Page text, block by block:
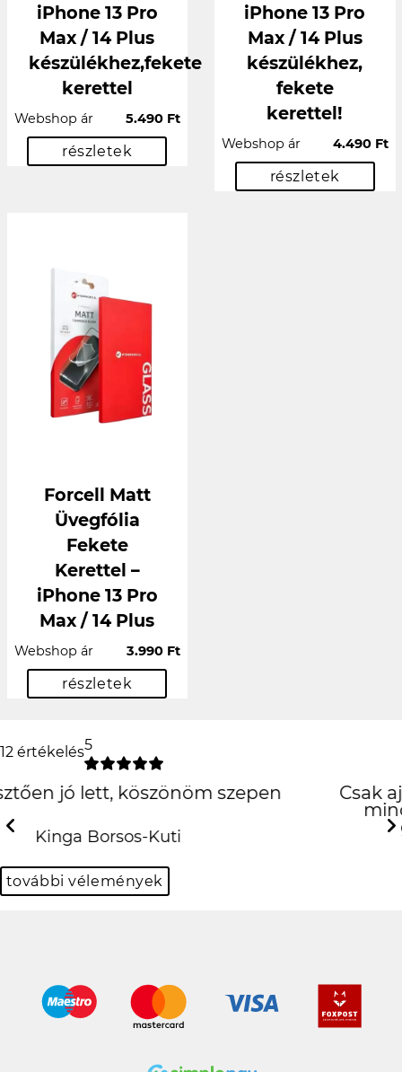
iPhone 13 Pro
Max / 14 Plus
készülékhez,fekete
kerettel
Webshop ár 5.490 Ft
részletek
iPhone 13 Pro
Max / 14 Plus
készülékhez,
fekete
kerettel!
Webshop ár 4.490 Ft
részletek
Forcell Matt
Üvegfólia
Fekete
Kerettel –
iPhone 13 Pro
Max / 14 Plus
Webshop ár 3.990 Ft
részletek
12 értékelés5
Csak ajánlani tudom! Precíz munka, jó
minőségű tok! És mindez szuper
gyorsan! Köszönöm!!! ❤️
Previous
további vélemények